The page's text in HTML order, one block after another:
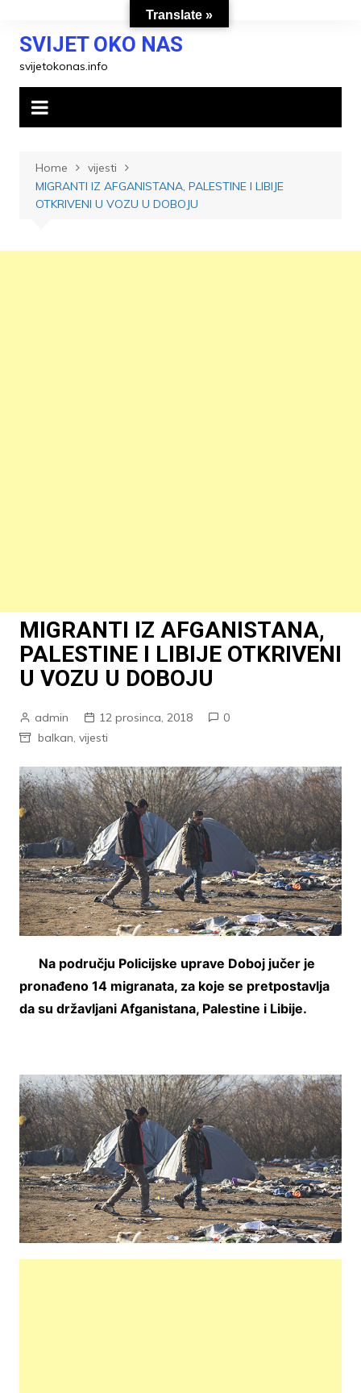
contentSVIJET OKO NAS
svijetokonas.info
Home
vijesti
MIGRANTI IZ AFGANISTANA, PALESTINE I LIBIJE
OTKRIVENI U VOZU U DOBOJU
MIGRANTI IZ AFGANISTANA,
PALESTINE I LIBIJE OTKRIVENI
U VOZU U DOBOJU
admin 12 prosinca, 2018
0
balkan, vijesti
Na području Policijske uprave Doboj jučer je
pronađeno 14 migranata, za koje se pretpostavlja
da su državljani Afganistana, Palestine i Libije.
Translate »